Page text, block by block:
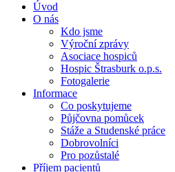
Úvod
O nás
Kdo jsme
Výroční zprávy
Asociace hospiců
Hospic Štrasburk o.p.s.
Fotogalerie
Informace
Co poskytujeme
Půjčovna pomůcek
Stáže a Studenské práce
Dobrovolníci
Pro pozůstalé
Příjem pacientů